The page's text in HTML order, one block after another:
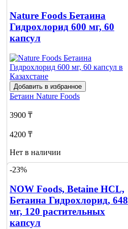
Nature Foods Бетаина
Гидрохлорид 600 мг, 60
капсул
Добавить в избранное
Бетаин Nature Foods
3900 ₸
4200 ₸
Нет в наличии
Сообщить
-23%
NOW Foods, Betaine HCL,
Бетаина Гидрохлорид, 648
мг, 120 растительных
капсул